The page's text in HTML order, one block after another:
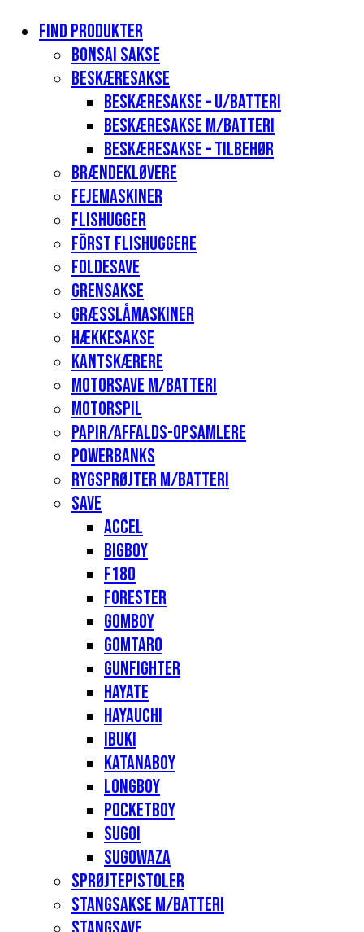
Find produkter
Bonsai sakse
Beskæresakse
Beskæresakse – u/batteri
Beskæresakse m/batteri
Beskæresakse – tilbehør
Brændekløvere
Fejemaskiner
Flishugger
Först flishuggere
Foldesave
Grensakse
Græsslåmaskiner
Hækkesakse
Kantskærere
Motorsave m/batteri
Motorspil
Papir/affalds-opsamlere
Powerbanks
Rygsprøjter m/batteri
Save
Accel
Bigboy
F180
Forester
Gomboy
Gomtaro
Gunfighter
Hayate
Hayauchi
Ibuki
Katanaboy
Longboy
Pocketboy
Sugoi
Sugowaza
Sprøjtepistoler
Stangsakse m/batteri